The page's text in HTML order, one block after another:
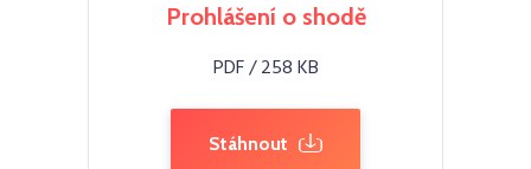
Prohlášení o shodě
PDF / 258 KB
Stáhnout